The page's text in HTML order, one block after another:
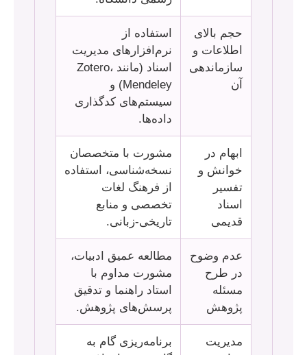
حجم بالای
اطلاعات و
سازماندهی
آن
استفاده از
نرم‌افزارهای مدیریت
اسناد (مانند Zotero،
Mendeley) و
سیستم‌های کدگذاری
داده‌ها.
ابهام در
خوانش و
تفسیر
اسناد
قدیمی
مشورت با متخصصان
نسخه‌شناسی، استفاده
از فرهنگ لغات
تخصصی و منابع
تاریخی-زبانی.
عدم وضوح
در طرح
مسئله
پژوهش
مطالعه عمیق ادبیات،
مشورت مداوم با
استاد راهنما و تدقیق
پرسش‌های پژوهش.
مدیریت
برنامه‌ریزی گام به